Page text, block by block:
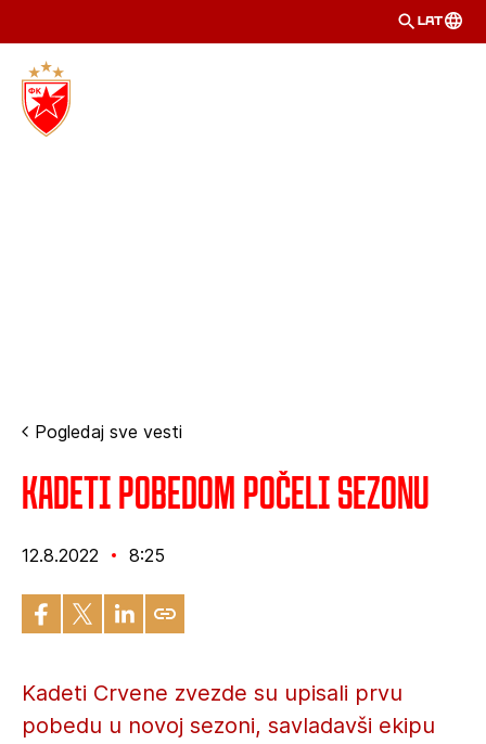
LAT
Pogledaj sve vesti
Kadeti pobedom počeli sezonu
12.8.2022 8:25
Kadeti Crvene zvezde su upisali prvu
pobedu u novoj sezoni, savladavši ekipu